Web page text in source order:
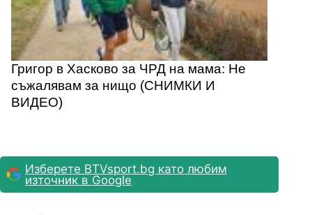
Григор в Хасково за ЧРД на мама: Не
съжалявам за нищо (СНИМКИ И
ВИДЕО)
Изберете BTVsport.bg като любим
източник в Google